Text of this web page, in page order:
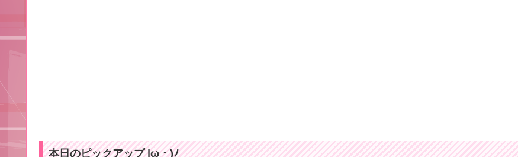
本日のピックアップ |ω・)ﾉ